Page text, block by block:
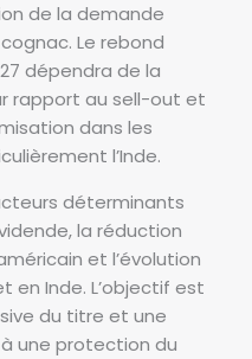
de la demande
Le rebond
dépendra de la
rapport au sell-out et
dans les
l’Inde.
déterminants
la réduction
et l’évolution
en Inde. L’objectif est
du titre et une
une protection du